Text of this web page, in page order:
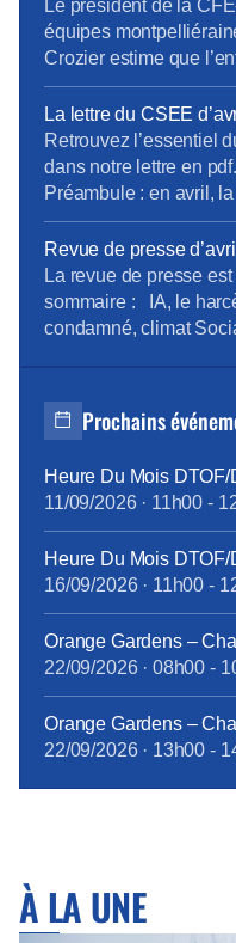
ont dû être […]
l’Herault
Le président de la
équipes
Crozier estime que
ambitieux dans la
sentent oubliés.
de la CFE-CGC
vendredi pour
travaillent à
La lettre du CSEE
Retrouvez l’essentiel
dans notre lettre en
Préambule : en avril,
fil. La tension en 2500
médecins alertent
du travail) A Caen, un
: où sont les […]
Revue de presse
La revue de presse
sommaire : IA, le
condamné, climat
s’abonner Vous
publication en
Prochains
Heure Du Mois DTOF/
11/09/2026· 11h00 -
Heure Du Mois DTOF/
16/09/2026· 11h00 -
Orange Gardens –
22/09/2026· 08h00 -
Orange Gardens –
22/09/2026· 13h00 -
À LA UNE